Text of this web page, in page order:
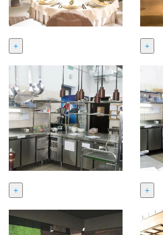
+ +
+ +